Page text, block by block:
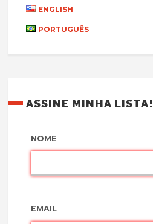
ENGLISH
PORTUGUÊS
ASSINE MINHA LISTA!
NOME
EMAIL